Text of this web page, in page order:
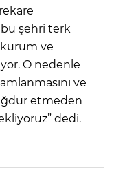
şehri terk
ve
O nedenle
ve
etmeden
dedi.